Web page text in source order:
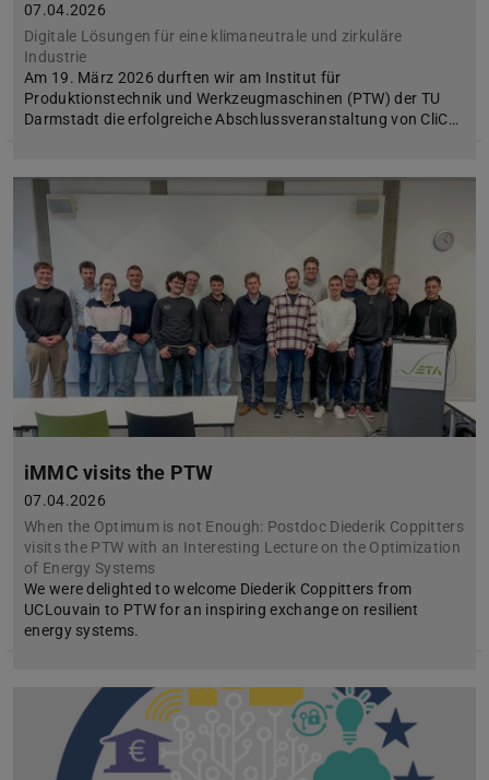
07.04.2026
Digitale Lösungen für eine klimaneutrale und zirkuläre
Industrie
Am 19. März 2026 durften wir am Institut für
Produktionstechnik und Werkzeugmaschinen (PTW) der TU
Darmstadt die erfolgreiche Abschlussveranstaltung von CliC…
iMMC visits the PTW
07.04.2026
When the Optimum is not Enough: Postdoc Diederik Coppitters
visits the PTW with an Interesting Lecture on the Optimization
of Energy Systems
We were delighted to welcome Diederik Coppitters from
UCLouvain to PTW for an inspiring exchange on resilient
energy systems.